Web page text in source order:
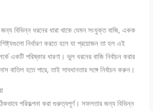
জন্য বিভিন্ন ধরনের ধারা থাকে যেমন সংযুক্ত বাজি, একক
নির্ধারণ করতে হলে যা প্রয়োজন তা হল এই
একটি পরিষ্কার ধারণা। ভুল ধরনের বাজি নির্বাচন করার
বাতিল হতে পারে, তাই সাবধানতার সঙ্গে নির্বাচন করুন।
পরিকল্পনা করা গুরুত্বপূর্ণ। সফলতার জন্য বিভিন্ন